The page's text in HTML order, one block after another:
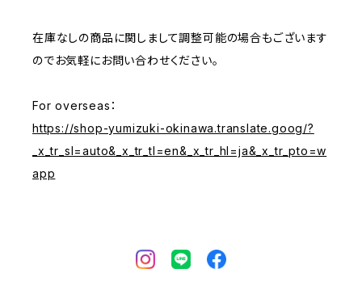
在庫なしの商品に関しまして調整可能の場合もございます
のでお気軽にお問い合わせください。
For overseas：
https://shop-yumizuki-okinawa.translate.goog/?
_x_tr_sl=auto&_x_tr_tl=en&_x_tr_hl=ja&_x_tr_pto=w
app